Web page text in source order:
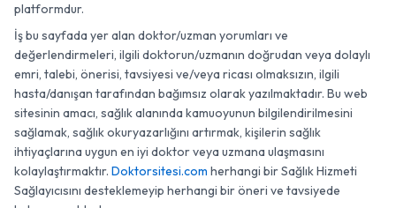
platformdur.
İş bu sayfada yer alan doktor/uzman yorumları ve
değerlendirmeleri, ilgili doktorun/uzmanın doğrudan veya dolaylı
emri, talebi, önerisi, tavsiyesi ve/veya ricası olmaksızın, ilgili
hasta/danışan tarafından bağımsız olarak yazılmaktadır. Bu web
sitesinin amacı, sağlık alanında kamuoyunun bilgilendirilmesini
sağlamak, sağlık okuryazarlığını artırmak, kişilerin sağlık
ihtiyaçlarına uygun en iyi doktor veya uzmana ulaşmasını
kolaylaştırmaktır. Doktorsitesi.com herhangi bir Sağlık Hizmeti
Sağlayıcısını desteklemeyip herhangi bir öneri ve tavsiyede